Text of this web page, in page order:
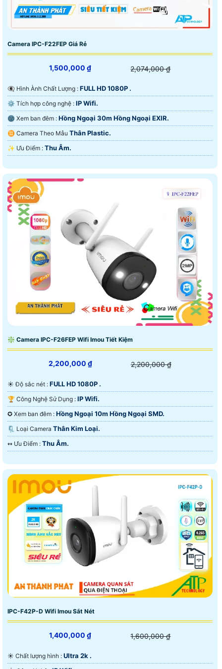
Camera IPC-F22FEP Giá Rẻ
1,500,000 ₫ 2,074,000 ₫
👁️‍🗨 Hình Ành Chất Lượng : FULL HD 1080P .
⚙ Tích hợp công nghệ : IP Wifi.
🌚 Xem ban đêm : Hồng Ngoại 30m Hồng Ngoại EXIR.
♊ Camera Theo Mẫu Thân Plastic.
️✨ Ưu Điểm : Thu Âm.
❇ Camera IPC-F26FEP Wifi Imou Tiết Kiệm
2,200,000 ₫ 2,200,000 ₫
☀️ Độ sắc nét : FULL HD 1080P .
🏆 Công Nghệ Sử Dụng : IP Wifi.
✪ Xem ban đêm : Hồng Ngoại 10m Hồng Ngoại SMD.
🗜️ Loại Camera Thân Kim Loại.
️↭ Ưu Điểm : Thu Âm.
IPC-F42P-D Wifi Imou Sắt Nét
1,400,000 ₫ 1,600,000 ₫
☀️ Chất lượng hình : Ultra 2k .